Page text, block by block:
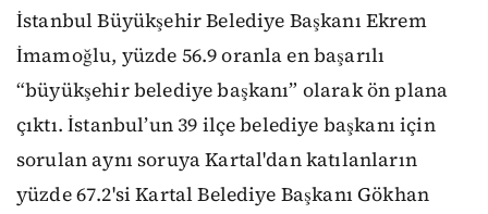
İstanbul Büyükşehir Belediye Başkanı Ekrem
İmamoğlu, yüzde 56.9 oranla en başarılı
“büyükşehir belediye başkanı” olarak ön plana
çıktı. İstanbul’un 39 ilçe belediye başkanı için
sorulan aynı soruya Kartal'dan katılanların
yüzde 67.2'si Kartal Belediye Başkanı Gökhan